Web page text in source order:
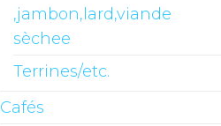
,jambon,lard,viande
sèchee
Terrines/etc.
Cafés